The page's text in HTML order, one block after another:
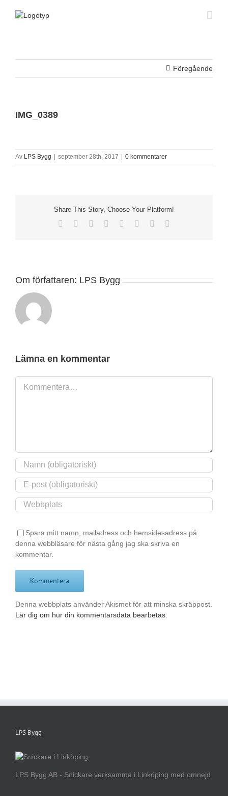
Föregående
IMG_0389
Av LPS Bygg september 28th, 2017 0 kommentarer
Share This Story, Choose Your Platform!
Facebook Reddit LinkedIn
TumblrPinterest
Om författaren: LPS Bygg
Lämna en kommentar
Kommentar
Spara mitt namn, mailadress och hemsidesadress på
denna webbläsare för nästa gång jag ska skriva en
kommentar.
Denna webbplats använder Akismet för att minska skräppost.
Lär dig om hur din kommentarsdata bearbetas
LPS Bygg
LPS Bygg AB - Snickare verksamma i Linköping med omnejd